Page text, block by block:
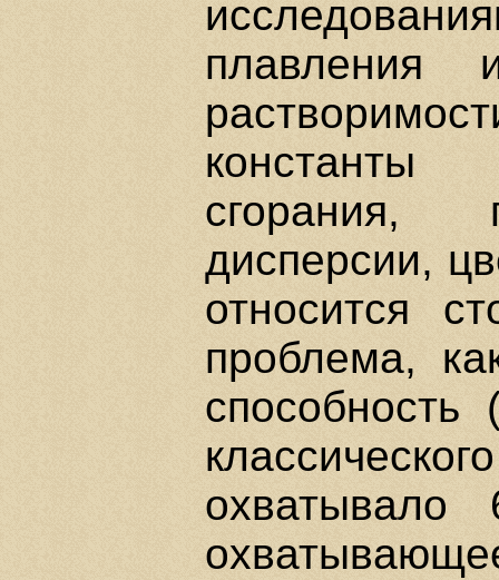
плавления
сгорания,
дисперсии,
относится
проблема,